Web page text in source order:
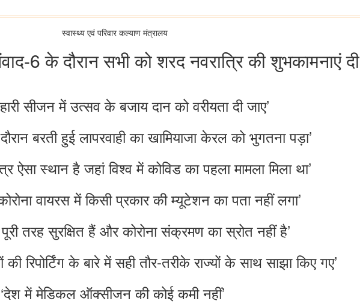
स्‍वास्‍थ्‍य एवं परिवार कल्‍याण मंत्रालय
6 के दौरान सभी को शरद नवरात्रि‍ की शुभकामनाएं दी
सीजन में उत्‍सव के बजाय दान को वरीयता दी जाए’
बरती हुई लापरवाही का खामि‍याजा केरल को भुगतना पड़ा’
ऐसा स्‍थान है जहां विश्‍व में कोविड का पहला मामला मिला था’
वायरस में किसी प्रकार की म्‍यूटेशन का पता नहीं लगा’
पूरी तरह सुरक्ष‍ित हैं और कोरोना संक्रमण का स्रोत नहीं है’
की रिपोर्टिंग के बारे में सही तौर-तरीके राज्‍यों के साथ साझा किए गए’
‘देश में मेडिकल ऑक्‍सीजन की कोई कमी नहीं’